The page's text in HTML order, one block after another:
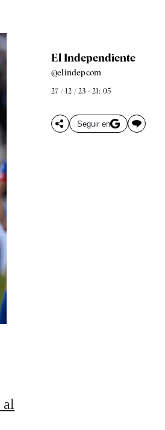
El Independiente
@elindepcom
27 / 12 / 23 - 21: 05
Seguir en